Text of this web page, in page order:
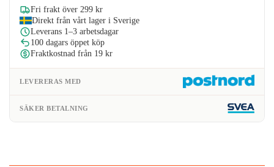
329kr.263kr.
Fri frakt över 299 kr
Direkt från vårt lager i Sverige
Leverans 1–3 arbetsdagar
100 dagars öppet köp
Fraktkostnad från 19 kr
LEVERERAS MED
SÄKER BETALNING